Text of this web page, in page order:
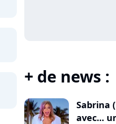
+ de news :
Sabrina
avec...